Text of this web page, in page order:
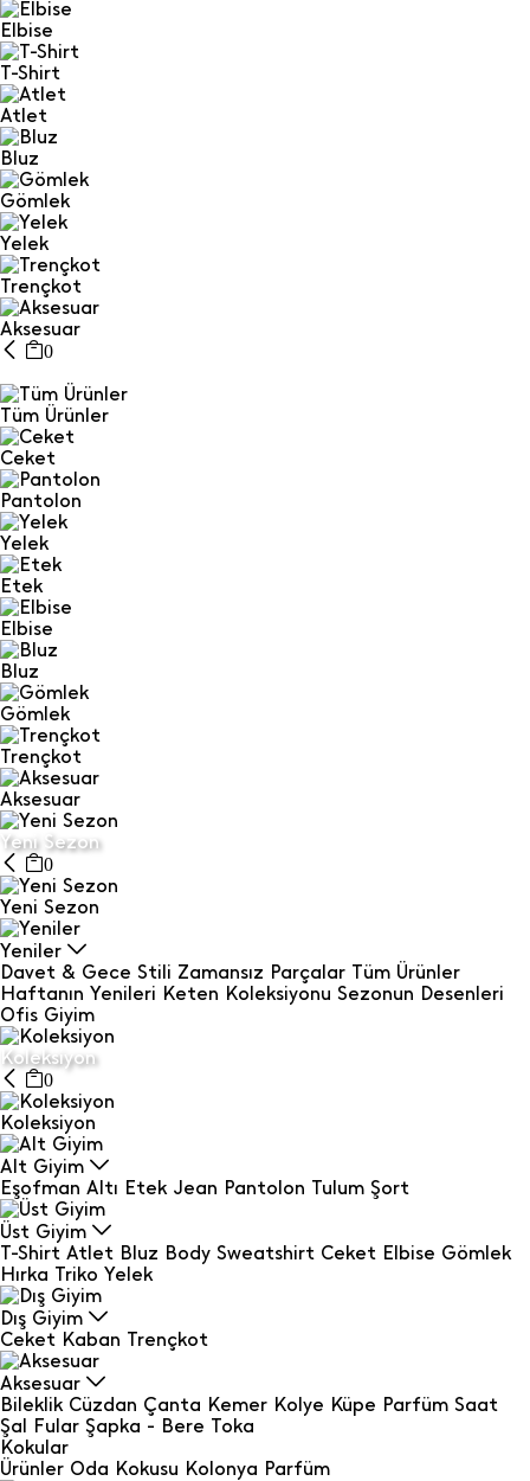
Elbise
T-Shirt
Atlet
Bluz
Gömlek
Yelek
Trençkot
Aksesuar
0
Tüm Ürünler
Ceket
Pantolon
Yelek
Etek
Elbise
Bluz
Gömlek
Trençkot
Aksesuar
Yeni Sezon
0
Yeni Sezon
Yeniler
Davet & Gece Stili Zamansız Parçalar Tüm Ürünler
Haftanın Yenileri Keten Koleksiyonu Sezonun Desenleri
Ofis Giyim
Koleksiyon
0
Koleksiyon
Alt Giyim
Eşofman Altı Etek Jean Pantolon Tulum Şort
Üst Giyim
T-Shirt Atlet Bluz Body Sweatshirt Ceket Elbise Gömlek
Hırka Triko Yelek
Dış Giyim
Ceket Kaban Trençkot
Aksesuar
Bileklik Cüzdan Çanta Kemer Kolye Küpe Parfüm Saat
Şal Fular Şapka - Bere Toka
Kokular
Ürünler Oda Kokusu Kolonya Parfüm